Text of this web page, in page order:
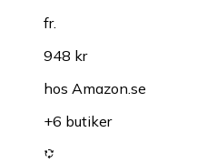
fr.
948 kr
hos Amazon.se
+6 butiker